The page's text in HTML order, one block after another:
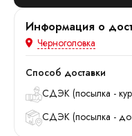
Информация о
Черноголовка
Способ доставки
СДЭК (посылка -
СДЭК (посылка - до